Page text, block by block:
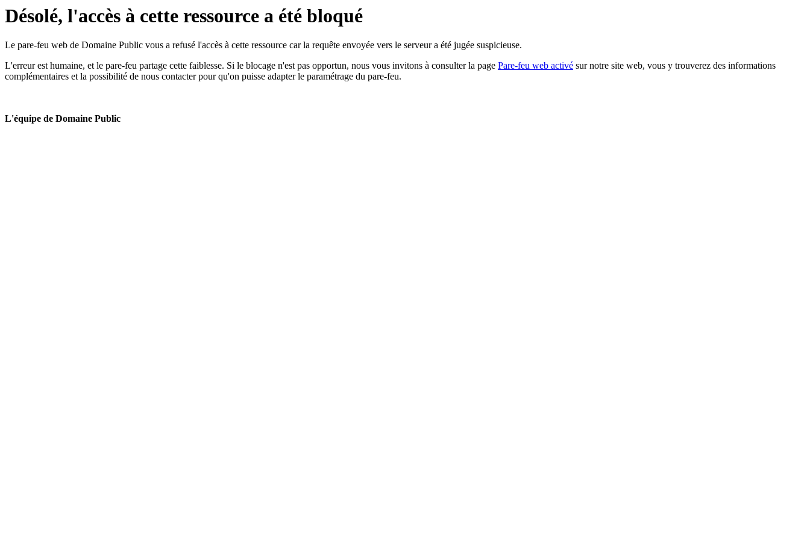
Désolé, l'accès à cette ressource a été bloqué
Le pare-feu web de Domaine Public vous a refusé l'accès à cette ressource car la requête envoyée vers le serveur a été jugée suspicieuse.
L'erreur est humaine, et le pare-feu partage cette faiblesse. Si le blocage n'est pas opportun, nous vous invitons à consulter la page Pare-feu web activé sur notre site web, vous y trouverez des informations
complémentaires et la possibilité de nous contacter pour qu'on puisse adapter le paramétrage du pare-feu.
L'équipe de Domaine Public